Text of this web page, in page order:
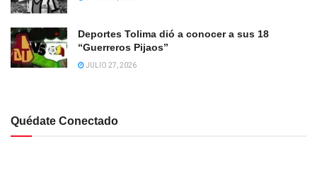
Deportes Tolima dió a conocer a sus 18
“Guerreros Pijaos”
JULIO 27, 2026
Quédate Conectado